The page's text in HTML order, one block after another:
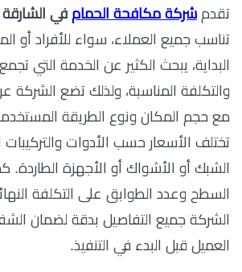
تقدم شركة مكافحة الحمام في الشارقة
تناسب جميع العملاء، سواء للأفراد أو
البداية، يبحث الكثير عن الخدمة التي
والتكلفة المناسبة، ولذلك تضع الشركة
مع حجم المكان ونوع الطريقة
تختلف الأسعار حسب الأدوات والتركيبات
الشبك أو الأشواك أو الأجهزة الطاردة.
السطح وعدد الطوابق على التكلفة
الشركة جميع التفاصيل بدقة لضمان
العميل قبل البدء في التنفيذ.